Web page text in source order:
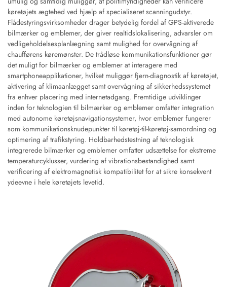
køretøjets ægtehed ved hjælp af specialiseret scanningudstyr.
Flådestyringsvirksomheder drager betydelig fordel af GPS-aktiverede
bilmærker og emblemer, der giver realtidslokalisering, advarsler om
vedligeholdelsesplanlægning samt mulighed for overvågning af
chaufførens køremønster. De trådløse kommunikationsfunktioner gør
det muligt for bilmærker og emblemer at interagere med
smartphoneapplikationer, hvilket muliggør fjern-diagnostik af køretøjet,
aktivering af klimaanlægget samt overvågning af sikkerhedssystemet
fra enhver placering med internetadgang. Fremtidige udviklinger
inden for teknologien til bilmærker og emblemer omfatter integration
med autonome køretøjsnavigationsystemer, hvor emblemer fungerer
som kommunikationsknudepunkter til køretøj-til-køretøj-samordning og
optimering af trafikstyring. Holdbarhedstestning af teknologisk
integrerede bilmærker og emblemer omfatter udsættelse for ekstreme
temperaturcyklusser, vurdering af vibrationsbestandighed samt
verificering af elektromagnetisk kompatibilitet for at sikre konsekvent
ydeevne i hele køretøjets levetid.